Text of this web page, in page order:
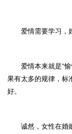
爱情需要学习，
爱情本来就是“
果有太多的规律，标
好。
诚然，女性在婚